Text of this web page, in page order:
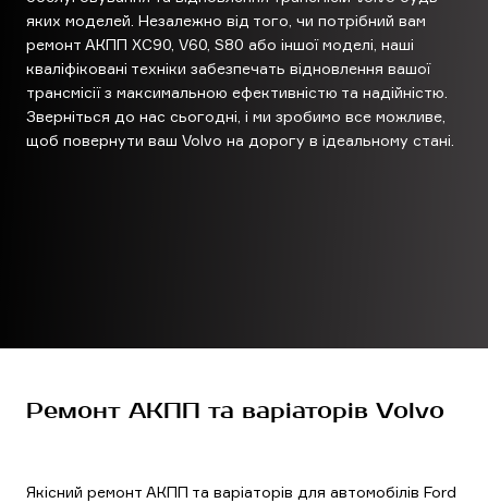
яких моделей. Незалежно від того, чи потрібний вам
ремонт АКПП XC90, V60, S80 або іншої моделі, наші
кваліфіковані техніки забезпечать відновлення вашої
трансмісії з максимальною ефективністю та надійністю.
Зверніться до нас сьогодні, і ми зробимо все можливе,
щоб повернути ваш Volvo на дорогу в ідеальному стані.
Ремонт АКПП та варіаторів Volvo
Якісний ремонт АКПП та варіаторів для автомобілів Ford